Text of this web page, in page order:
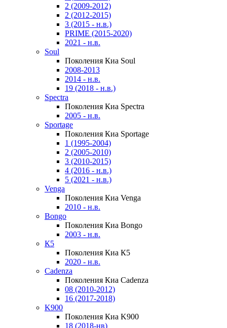
2 (2009-2012)
2 (2012-2015)
3 (2015 - н.в.)
PRIME (2015-2020)
2021 - н.в.
Soul
Поколения Киа Soul
2008-2013
2014 - н.в.
19 (2018 - н.в.)
Spectra
Поколения Киа Spectra
2005 - н.в.
Sportage
Поколения Киа Sportage
1 (1995-2004)
2 (2005-2010)
3 (2010-2015)
4 (2016 - н.в.)
5 (2021 - н.в.)
Venga
Поколения Киа Venga
2010 - н.в.
Bongo
Поколения Киа Bongo
2003 - н.в.
К5
Поколения Киа К5
2020 - н.в.
Cadenza
Поколения Киа Cadenza
08 (2010-2012)
16 (2017-2018)
K900
Поколения Киа K900
18 (2018-нв)